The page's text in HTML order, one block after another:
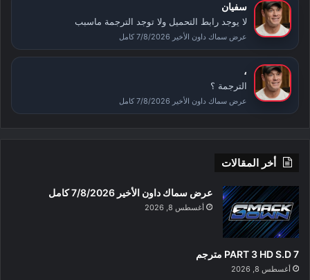
سفيان
لا يوجد رابط التحميل ولا توجد الترجمة ماسبب
عرض سماك داون الأخير 7/8/2026 كامل
،
الترجمة ؟
عرض سماك داون الأخير 7/8/2026 كامل
أخر المقالات
عرض سماك داون الأخير 7/8/2026 كامل
أغسطس 8, 2026
PART 3 HD S.D 7 مترجم
أغسطس 8, 2026